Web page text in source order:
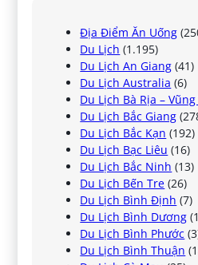
Địa Điểm Ăn Uống
Du Lịch (1.195)
Du Lịch An Giang (41)
Du Lịch Australia (6)
Du Lịch Bà Rịa –
Du Lịch Bắc Giang
Du Lịch Bắc Kạn (192)
Du Lịch Bạc Liêu (16)
Du Lịch Bắc Ninh (13)
Du Lịch Bến Tre (26)
Du Lịch Bình Định (7)
Du Lịch Bình Dương
Du Lịch Bình Phước
Du Lịch Bình Thuận